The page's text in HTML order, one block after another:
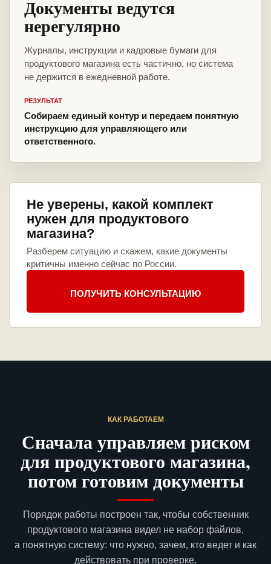
Документы ведутся
нерегулярно
Журналы, инструкции и кадровые бумаги для
продуктового магазина есть частично, но система
не держится в ежедневной работе.
РЕЗУЛЬТАТ
Собираем единый контур и передаем понятную
инструкцию для управляющего или
ответственного.
Не уверены, какой комплект
нужен для продуктового
магазина?
Разберем ситуацию и скажем, какие документы
критичны именно сейчас по России.
ПОЛУЧИТЬ КОНСУЛЬТАЦИЮ
КАК РАБОТАЕМ
Сначала управляем риском
для продуктового магазина,
потом готовим документы
Порядок работы построен так, чтобы собственник
продуктового магазина видел не набор файлов,
а понятную систему: что нужно, зачем, кто ведет и как
действовать при проверке.